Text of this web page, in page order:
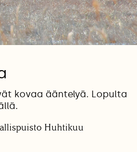
kovaa ääntelyä. Lopulta
Huhtikuu